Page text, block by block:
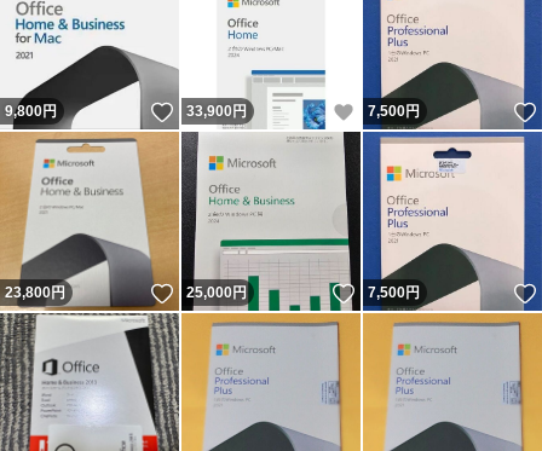
9,800円 いいね！
33,900 円 いいね！
7,500円
23,800円 いいね！
25,000円 いいね！
7,500円